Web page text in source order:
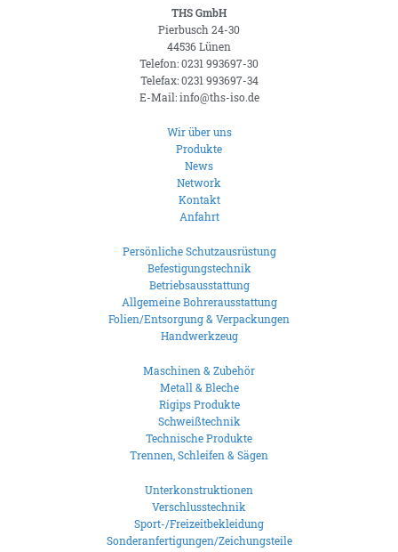
THS GmbH
Pierbusch 24-30
44536 Lünen
Telefon: 0231 993697-30
Telefax: 0231 993697-34
E-Mail: info@ths-iso.de
Wir über uns
Produkte
News
Network
Kontakt
Anfahrt
Persönliche Schutzausrüstung
Befestigungstechnik
Betriebsausstattung
Allgemeine Bohrerausstattung
Folien/Entsorgung & Verpackungen
Handwerkzeug
Maschinen & Zubehör
Metall & Bleche
Rigips Produkte
Schweißtechnik
Technische Produkte
Trennen, Schleifen & Sägen
Unterkonstruktionen
Verschlusstechnik
Sport-/Freizeitbekleidung
Sonderanfertigungen/Zeichungsteile